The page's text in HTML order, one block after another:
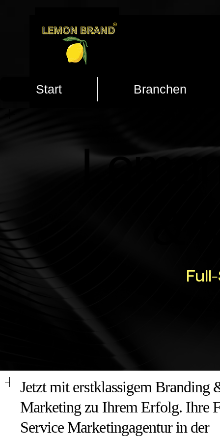
Start Branchen
Jetzt mit erstklassigem Branding
Marketing zu Ihrem Erfolg. Ihre
Service Marketingagentur in der